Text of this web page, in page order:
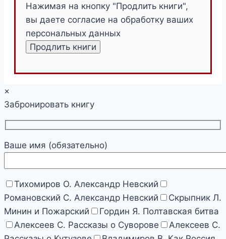
Нажимая на кнопку "Продлить книги",
вы даете согласие на обработку ваших
персональных данных
×
Забронировать книгу
Ваше имя (обязательно)
Тихомиров О. Александр Невский
Романовский С. Александр Невский
Скрыпник Л.
Минин и Пожарский
Гордин Я. Полтавская битва
Алексеев С. Рассказы о Суворове
Алексеев С.